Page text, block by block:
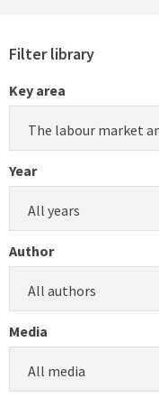
Filter library
Key area
The labour market
Year
All years
Author
All authors
Media
All media